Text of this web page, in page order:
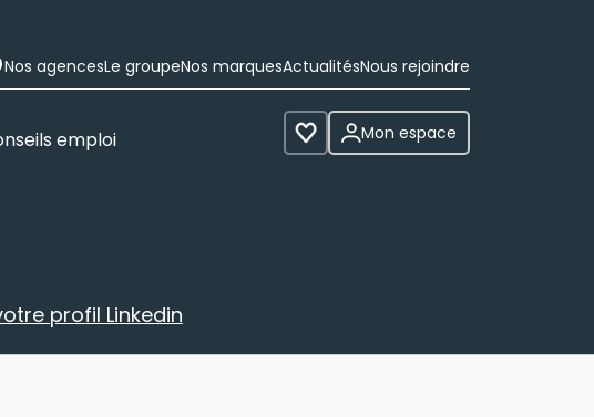
Nos agencesLe groupeNos marquesActualitésNous rejoindre
emploi Voir les favoris
Mon espace
avec votre profil Linkedin
profil Linkedin